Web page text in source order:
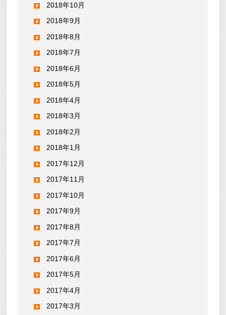
2018年10月
2018年9月
2018年8月
2018年7月
2018年6月
2018年5月
2018年4月
2018年3月
2018年2月
2018年1月
2017年12月
2017年11月
2017年10月
2017年9月
2017年8月
2017年7月
2017年6月
2017年5月
2017年4月
2017年3月